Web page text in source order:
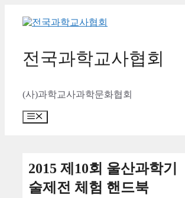
전국과학교사협회
(사)과학교사과학문화협회
메
2015 제10회 울산과학기
술제전 체험 핸드북